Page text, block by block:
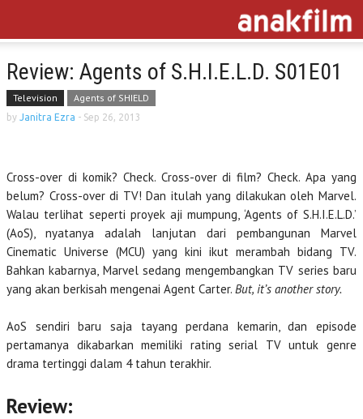
Review: Agents of S.H.I.E.L.D. S01E01
Television Agents of SHIELD
by Janitra Ezra - Sep 26, 2013
Cross-over di komik? Check. Cross-over di film? Check. Apa yang
belum? Cross-over di TV! Dan itulah yang dilakukan oleh Marvel.
Walau terlihat seperti proyek aji mumpung, ‘Agents of S.H.I.E.L.D.’
(AoS), nyatanya adalah lanjutan dari pembangunan Marvel
Cinematic Universe (MCU) yang kini ikut merambah bidang TV.
Bahkan kabarnya, Marvel sedang mengembangkan TV series baru
yang akan berkisah mengenai Agent Carter. But, it’s another story.
AoS sendiri baru saja tayang perdana kemarin, dan episode
pertamanya dikabarkan memiliki rating serial TV untuk genre
drama tertinggi dalam 4 tahun terakhir.
Review: